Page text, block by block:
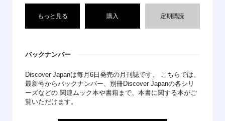
もっと見る 購入 定期購読
バックナンバー
Discover Japanは毎月6日発売の月刊誌です。 こちらでは、
最新号からバックナンバー、別冊Discover Japanの各シリ
ーズなどの 関連ムック本や書籍まで、本書に関する本がご
覧いただけます。